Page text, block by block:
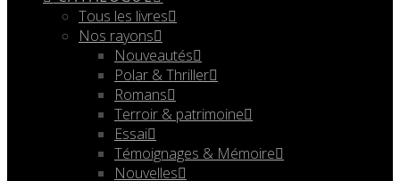
Tous les livres
Nos rayons
Nouveautés
Polar & Thriller
Romans
Terroir & patrimoine
Essai
Témoignages & Mémoire
Nouvelles